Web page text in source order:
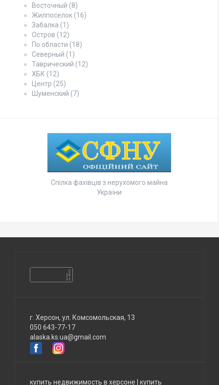
Восточный (8)
Жилпоселок (16)
Забалка (1)
Остров (12)
По области (18)
Северный (1)
Таврический (12)
ХБК (12)
Центр (25)
Шуменский (7)
Спілка фахівців з нерухомого майна
України
г. Херсон, ул. Комсомольская, 13
050 643-77-17
alaska.ks.ua@gmail.com
купить недвижимость в херсоне купить